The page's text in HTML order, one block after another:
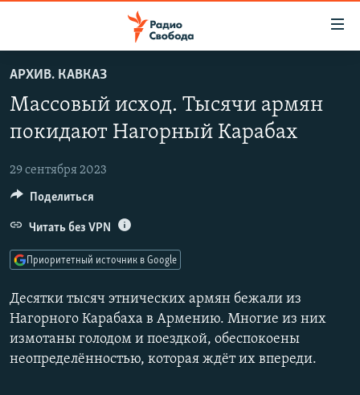
упрощенного
доступа
содержанию
Вернутся
навигации
поиску
ПОДКАСТЫ
АВТОРСКИЕ ПРОЕКТЫ
ЦИТАТЫ СВОБОДЫ
МНЕНИЯ
КУЛЬТУРА
IDEL.РЕАЛИИ
СЕВЕР.РЕАЛИИ
СИБИРЬ.РЕАЛИИ
АРХИВ. КАВКАЗ
Массовый исход. Тысячи армян
покидают Нагорный Карабах
29 сентября 2023
Десятки тысяч этнических армян бежали из
Нагорного Карабаха в Армению. Многие из них
измотаны голодом и поездкой, обеспокоены
неопределённостью, которая ждёт их впереди.
Поделиться
Читать без VPN
Приоритетный источник в Google